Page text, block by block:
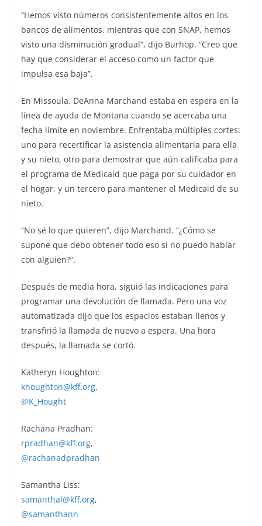
“Hemos visto números consistentemente altos en los
bancos de alimentos, mientras que con SNAP, hemos
visto una disminución gradual”, dijo Burhop. “Creo que
hay que considerar el acceso como un factor que
impulsa esa baja”.
En Missoula, DeAnna Marchand estaba en espera en la
línea de ayuda de Montana cuando se acercaba una
fecha límite en noviembre. Enfrentaba múltiples cortes:
uno para recertificar la asistencia alimentaria para ella
y su nieto, otro para demostrar que aún calificaba para
el programa de Medicaid que paga por su cuidador en
el hogar, y un tercero para mantener el Medicaid de su
nieto.
“No sé lo que quieren”, dijo Marchand. “¿Cómo se
supone que debo obtener todo eso si no puedo hablar
con alguien?”.
Después de media hora, siguió las indicaciones para
programar una devolución de llamada. Pero una voz
automatizada dijo que los espacios estaban llenos y
transfirió la llamada de nuevo a espera. Una hora
después, la llamada se cortó.
Katheryn Houghton:
khoughton@kff.org,
@K_Hought
Rachana Pradhan:
rpradhan@kff.org,
@rachanadpradhan
Samantha Liss:
samanthal@kff.org,
@samanthann